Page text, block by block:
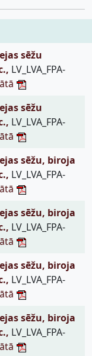
sēžu
LV_LVA_FPA-
sēžu
LV_LVA_FPA-
sēžu, biroja
LV_LVA_FPA-
sēžu, biroja
LV_LVA_FPA-
sēžu, biroja
LV_LVA_FPA-
sēžu, biroja
LV_LVA_FPA-